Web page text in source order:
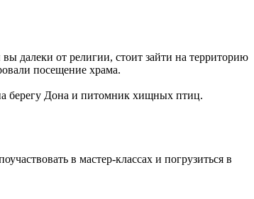
далеки от религии, стоит зайти на территорию
посещение храма.
берегу Дона и питомник хищных птиц.
в мастер-классах и погрузиться в